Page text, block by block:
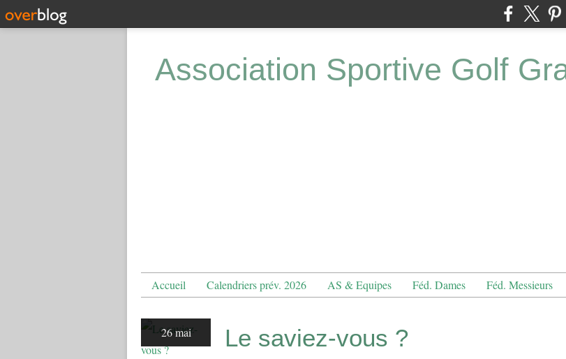
Association Sportive Golf
Accueil Calendriers prév. 2026 AS & Equipes Féd. Dames Féd. Messieurs
26 mai Le saviez-vous ?